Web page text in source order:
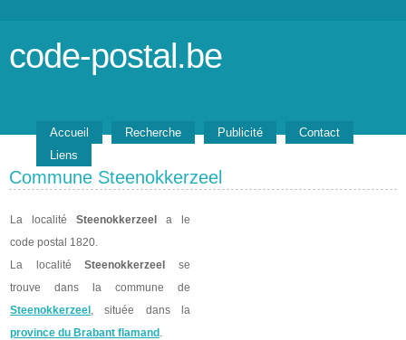
code-postal.be
Accueil Recherche Publicité
Contact
Liens
Commune Steenokkerzeel
La localité Steenokkerzeel
a le
code postal 1820.
La localitéSteenokkerzeel
se
trouve dans la commune de
Steenokkerzeel , située dans la
province du Brabant flamand .